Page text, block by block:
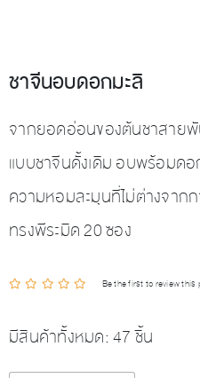
ชาจีนอบดอกมะลิ
จากยอดอ่อนของต้นชาสาย
แบบชาจีนดั้งเดิม อบพร้อมดอ
ความหอมละมุนที่ไม่ต่างจาก
ทรงพีระมิด 20 ซอง
Be the first to review this
มีสินค้าทั้งหมด:47 ชิ้น